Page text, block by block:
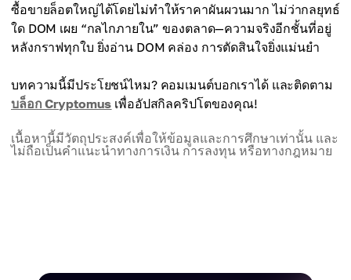
ซื้อขายล็อตใหญ่ได้โดยไม่ทำให้ราคาผันผวนมาก ไม่ว่ากลยุทธ์
ใด DOM เผย “กลไกภายใน” ของตลาด—ความจริงอีกชั้นที่อยู่
หลังกราฟทุกใบ ยิ่งอ่าน DOM คล่อง การตัดสินใจยิ่งแม่นยำ
บทความนี้มีประโยชน์ไหม? คอมเมนต์บอกเราได้ และติดตาม
บล็อก Cryptomus เพื่ออัปสกิลคริปโตของคุณ!
เนื้อหานี้มีวัตถุประสงค์เพื่อให้ข้อมูลและการศึกษาเท่านั้น และ
ไม่ถือเป็นคำแนะนำทางการเงิน การลงทุน หรือทางกฎหมาย